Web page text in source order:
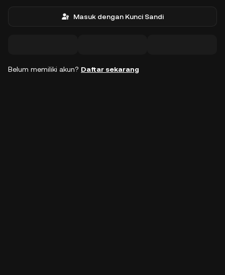
Masuk dengan Kunci Sandi
Belum memiliki akun? Daftar sekarang